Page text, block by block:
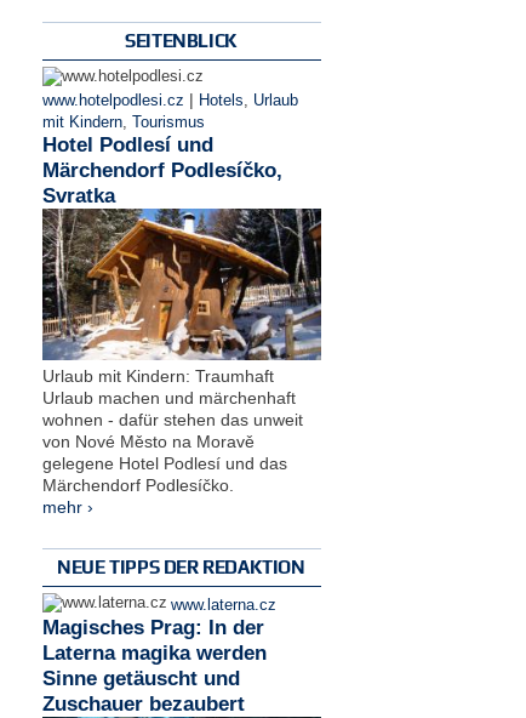
SEITENBLICK
www.hotelpodlesi.cz | Hotels
Urlaub
mit Kindern, Tourismus
Hotel Podlesí und
Märchendorf Podlesíčko,
Svratka
Urlaub mit Kindern: Traumhaft
Urlaub machen und märchenhaft
wohnen - dafür stehen das unweit
von Nové Město na Moravě
gelegene Hotel Podlesí und das
Märchendorf Podlesíčko.
mehr ›
NEUE TIPPS DER REDAKTION
www.laterna.cz
Magisches Prag: In der
Laterna magika werden
Sinne getäuscht und
Zuschauer bezaubert